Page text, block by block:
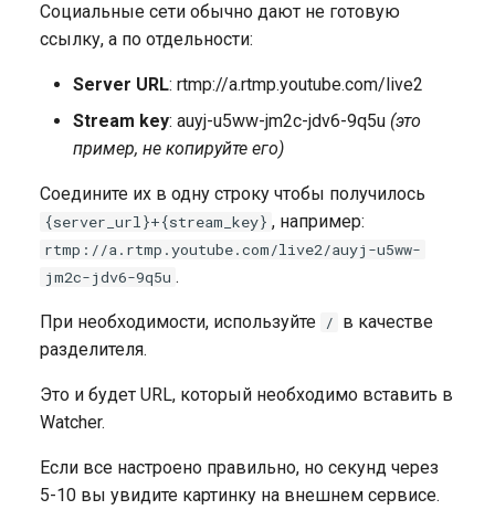
Социальные сети обычно дают не готовую
ссылку, а по отдельности:
Server URL: rtmp://a.rtmp.youtube.com/live2
Stream key: auyj-u5ww-jm2c-jdv6-9q5u (это
пример, не копируйте его)
Соедините их в одну строку чтобы получилось
{server_url}+{stream_key} , например:
rtmp://a.rtmp.youtube.com/live2/auyj-u5ww-
jm2c-jdv6-9q5u .
При необходимости, используйте / в качестве
разделителя.
Это и будет URL, который необходимо вставить в
Watcher.
Если все настроено правильно, но секунд через
5-10 вы увидите картинку на внешнем сервисе.